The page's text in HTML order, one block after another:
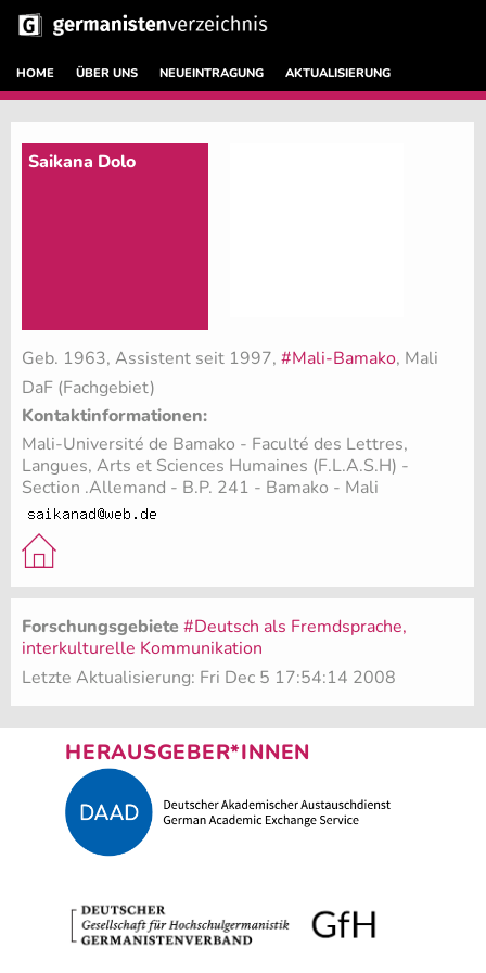
HOME ÜBER UNS NEUEINTRAGUNG AKTUALISIERUNG
Saikana Dolo
Geb. 1963, Assistent seit 1997, #Mali-Bamako, Mali
DaF (Fachgebiet)
Kontaktinformationen:
Mali-Université de Bamako - Faculté des Lettres,
Langues, Arts et Sciences Humaines (F.L.A.S.H) -
Section .Allemand - B.P. 241 - Bamako - Mali
Forschungsgebiete#Deutsch als Fremdsprache,
interkulturelle Kommunikation
Letzte Aktualisierung: Fri Dec 5 17:54:14 2008
HERAUSGEBER*INNEN